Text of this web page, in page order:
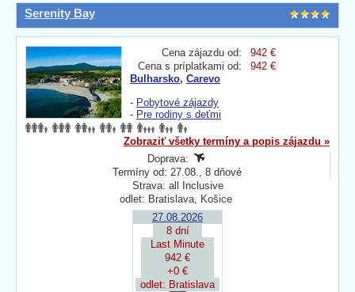
Serenity Bay
Cena zájazdu od:
942 €
Cena s príplatkami od:
942 €
Bulharsko, Carevo
- Pobytové zájazdy
- Pre rodiny s deťmi
Zobraziť všetky termíny a popis zájazdu »
Doprava:
Termíny od: 27.08., 8 dňové
Strava: all Inclusive
odlet: Bratislava, Košice
27.08.2026
8 dní
Last Minute
942 €
+0 €
odlet: Bratislava